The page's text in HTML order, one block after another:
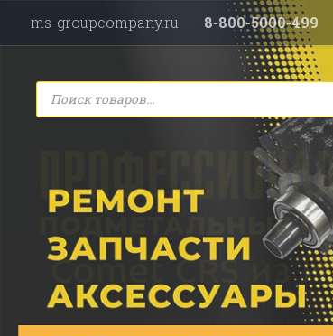
Перейти к содержимому
ms-groupcompany.ru 8-800-5000-499
Поиск
товаров